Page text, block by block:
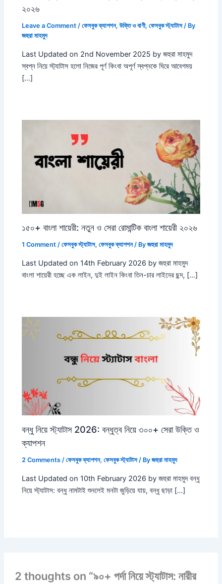
২০২৬
Leave a Comment /ফেসবুক ক্যাপশন,উক্তি ও বাণী,ফেসবুক স্ট্যাটাস/ By
জহুরা মাহমুদ
Last Updated on 2nd November 2025 by জহুরা মাহমুদ
স্বপ্ন নিয়ে স্ট্যাটাস হলো নিজের পূর্ণ কিংবা অপূর্ণ স্বপ্নকে ঘিরে আবেগময়
[…]
১৫০+ বাংলা শায়েরী: নতুন ও সেরা রোমান্টিক বাংলা শায়েরী ২০২৬
1 Comment /ফেসবুক স্ট্যাটাস,ফেসবুক ক্যাপশন/ Byজহুরা মাহমুদ
Last Updated on 14th February 2026 by জহুরা মাহমুদ
বাংলা শায়েরী হচ্ছে এক লাইন, দুই লাইন কিংবা তিন-চার লাইনের ছন্দ, […]
বন্ধু নিয়ে স্ট্যাটাস 2026: বন্ধুত্ব নিয়ে ৩০০+ সেরা উক্তি ও
ক্যাপশন
2 Comments /ফেসবুক ক্যাপশন,ফেসবুক স্ট্যাটাস/ Byজহুরা মাহমুদ
Last Updated on 10th February 2026 by জহুরা মাহমুদ বন্ধু
নিয়ে স্ট্যাটাস: বন্ধু নামটাই শুনলেই মনটা জুড়িয়ে যায়, বন্ধু ছাড়া […]
2 thoughts on “৯০+ পর্দা নিয়ে স্ট্যাটাস: নারীর